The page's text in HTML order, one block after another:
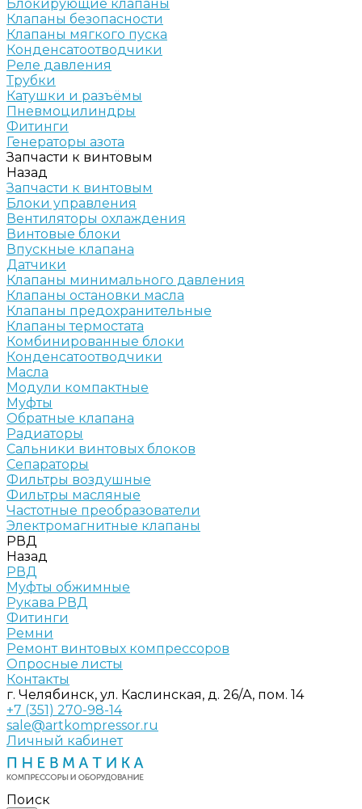
Блокирующие клапаны
Клапаны безопасности
Клапаны мягкого пуска
Конденсатоотводчики
Реле давления
Трубки
Катушки и разъёмы
Пневмоцилиндры
Фитинги
Генераторы азота
Запчасти к винтовым
Назад
Запчасти к винтовым
Блоки управления
Вентиляторы охлаждения
Винтовые блоки
Впускные клапана
Датчики
Клапаны минимального давления
Клапаны остановки масла
Клапаны предохранительные
Клапаны термостата
Комбинированные блоки
Конденсатоотводчики
Масла
Модули компактные
Муфты
Обратные клапана
Радиаторы
Сальники винтовых блоков
Сепараторы
Фильтры воздушные
Фильтры масляные
Частотные преобразователи
Электромагнитные клапаны
РВД
Назад
РВД
Муфты обжимные
Рукава РВД
Фитинги
Ремни
Ремонт винтовых компрессоров
Опросные листы
Контакты
г. Челябинск, ул. Каслинская, д. 26/А, пом. 14
+7 (351) 270-98-14
sale@artkompressor.ru
Личный кабинет
Поиск